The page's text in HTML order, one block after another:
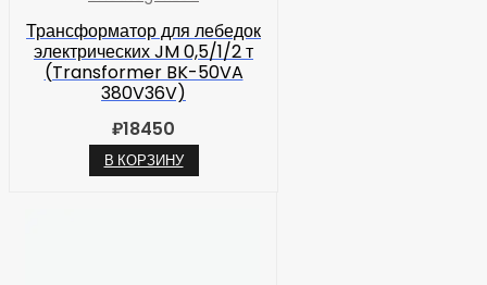
Трансформатор для лебедок
электрических JM 0,5/1/2 т
(Transformer BK-50VA
380V36V)
₽18450
В КОРЗИНУ